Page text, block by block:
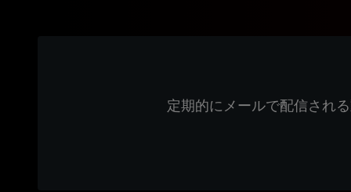
定期的にメールで配信され